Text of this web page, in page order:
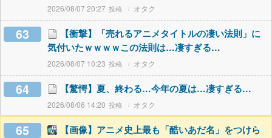
2026/08/07 20:27 オタク
63
【衝撃】「売れるアニメタイトルの凄い法則」に
気付いたｗｗｗｗこの法則は…凄すぎる…
2026/08/07 10:23 オタク
64 【驚愕】夏、終わる…今年の夏は…凄すぎる…
2026/08/06 14:20 オタク
65
【画像】アニメ史上最も「酷いあだ名」をつけら